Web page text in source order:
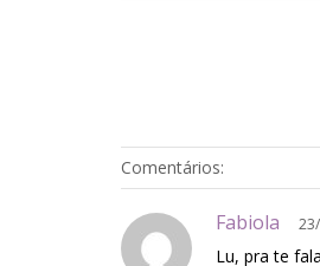
Comentários:
Fabiola
Lu, pra te